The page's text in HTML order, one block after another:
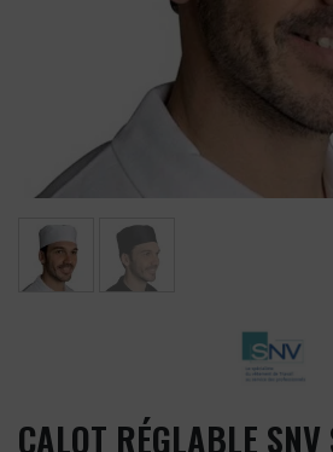
CALOT RÉGLABLE SNV